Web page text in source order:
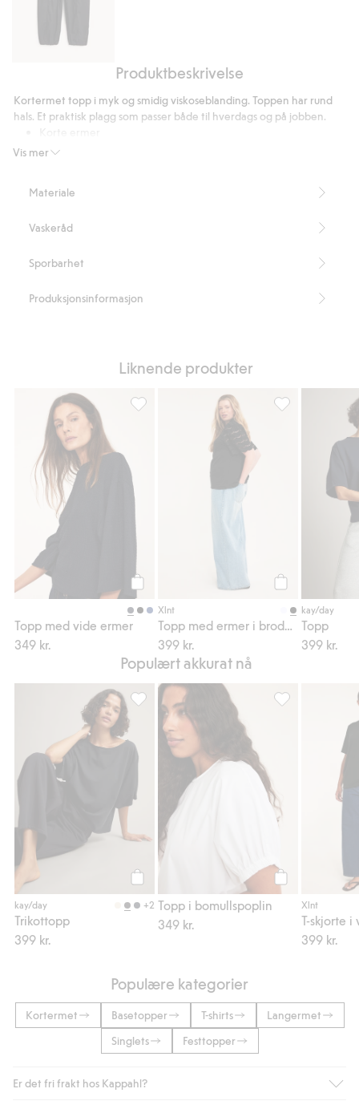
bomullspoplin
Produktbeskrivelse
Vis mer
Kortermet topp i myk og smidig viskoseblanding. Toppen har rund
hals. Et praktisk plagg som passer både til hverdags og på jobben.
Rund hals
Dette produktet inneholder 55 % LENZING™ ECOVERO™-
Artikkelnummer
Materiale
Vaskeråd
Sporbarhet
Produksjonsinformasjon
Liknende produkter
Legg til
Topp med vide ermer
349 kr.
Topp med vide ermer, Legg til i favoriter
Legg til
Xlnt
399 kr.
Topp med
kay/day
Topp
399 kr.
Populært akkurat nå
Legg til
kay/day +2
Trikottopp
399 kr.
Trikottopp, Legg til i favoriter
Legg til
Topp i bomullspoplin
349 kr.
Xlnt
399 kr.
Populære kategorier
Kortermet Basetopper T-shirts
Langermet
Singlets
Festtopper
Er det fri frakt hos Kappahl?